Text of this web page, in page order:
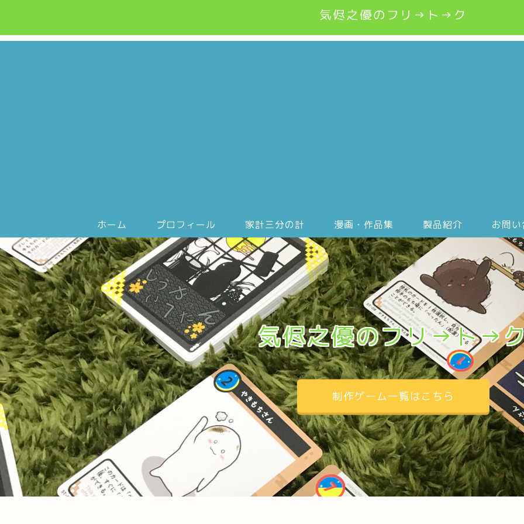
気侭之優のフリ→ト→ク
ホーム プロフィール 家計三分の計 漫画・作品集 製品紹介 お問
気侭之優のフリ→ト→
制作ゲーム一覧はこちら